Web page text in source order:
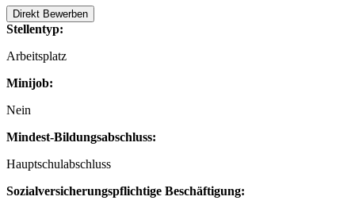
Direkt Bewerben
Stellentyp:
Arbeitsplatz
Minijob:
Nein
Mindest-Bildungsabschluss:
Hauptschulabschluss
Sozialversicherungspflichtige Beschäftigung: